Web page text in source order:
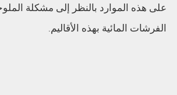
على هذه الموارد بالنظر إلى مشكلة
الفرشات المائية بهذه الأقاليم.